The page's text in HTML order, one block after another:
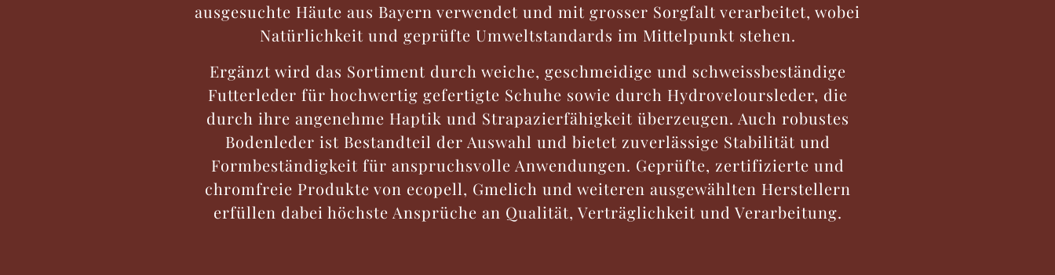
ausgesuchte Häute aus Bayern verwendet und mit grosser Sorgfalt verarbeitet, wobei
Natürlichkeit und geprüfte Umweltstandards im Mittelpunkt stehen.
Ergänzt wird das Sortiment durch weiche, geschmeidige und schweissbeständige
Futterleder für hochwertig gefertigte Schuhe sowie durch Hydroveloursleder, die
durch ihre angenehme Haptik und Strapazierfähigkeit überzeugen. Auch robustes
Bodenleder ist Bestandteil der Auswahl und bietet zuverlässige Stabilität und
Formbeständigkeit für anspruchsvolle Anwendungen. Geprüfte, zertifizierte und
chromfreie Produkte von ecopell, Gmelich und weiteren ausgewählten Herstellern
erfüllen dabei höchste Ansprüche an Qualität, Verträglichkeit und Verarbeitung.